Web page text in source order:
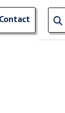
Contacttermen